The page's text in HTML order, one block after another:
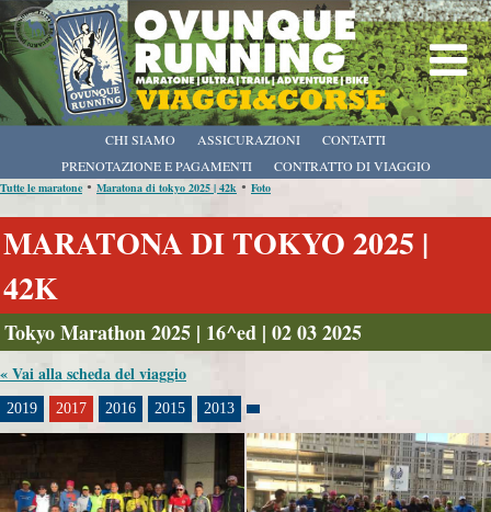
CHI SIAMO
PRENOTAZIONE E PAGAMENTI
CONTRATTO DI VIAGGIO
ASSICURAZIONI CONTATTI
Tutte le maratone • Maratona di tokyo 2025 | 42k • Foto
MARATONA DI TOKYO 2025 |
42K
Tokyo Marathon 2025 | 16^ed | 02 03 2025
« Vai alla scheda del viaggio
2019 2017 2016 2015 2013